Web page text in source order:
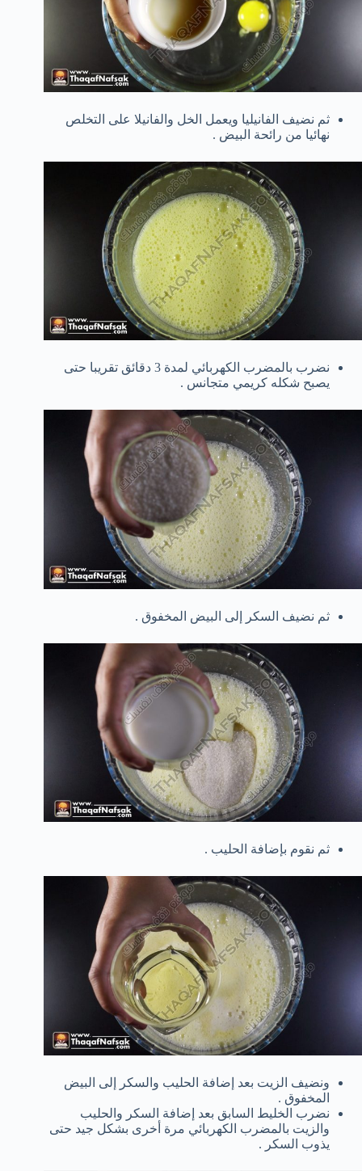
ثم نضيف الفانيليا ويعمل الخل والفانيلا على التخلص
نهائيا من رائحة البيض .
نضرب بالمضرب الكهربائي لمدة 3 دقائق تقريبا حتى
يصبح شكله كريمي متجانس .
ثم نضيف السكر إلى البيض المخفوق .
ثم نقوم بإضافة الحليب .
ونضيف الزيت بعد إضافة الحليب والسكر إلى البيض
المخفوق .
نضرب الخليط السابق بعد إضافة السكر والحليب
والزيت بالمضرب الكهربائي مرة أخرى بشكل جيد حتى
يذوب السكر .